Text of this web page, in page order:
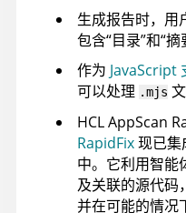
生成报告时，用
包含“目录”和“摘
作为 JavaScript
可以处理 .mjs
HCL AppScan
RapidFix现已集
中。它利用智能
及关联的源代码
并在可能的情况